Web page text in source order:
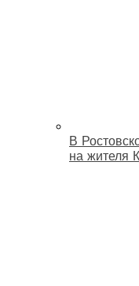
В
на жителя